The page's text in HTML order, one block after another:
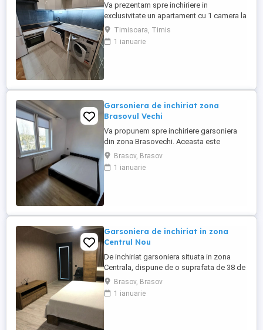
Va prezentam spre inchiriere in
exclusivitate un apartament cu 1 camera la
etajul 2 4 cu o suprafata de 35 mp,
mobilat si utilat complet in apropiere de
Lidl. Apartamentul este utilat mobilat
Timisoara, Timis
1 ianuarie
Garsoniera de inchiriat zona
Brasovul Vechi
Va propunem spre inchiriere garsoniera
din zona Brasovechi. Aceasta este
decomandata, dispune de o suprafata de
38mp si se situeaza la etajul 2. Garsoniera
este potrivita si pentru studenti, avand
Brasov, Brasov
1 ianuarie
Garsoniera de inchiriat in zona
Centrul Nou
De inchiriat garsoniera situata in zona
Centrala, dispune de o suprafata de 38 de
mp, etajul 1, dispune si de un loc de
parcare. Mobilata si utilata complet, cu
acces facil la mijloacele de transport in
Brasov, Brasov
1 ianuarie